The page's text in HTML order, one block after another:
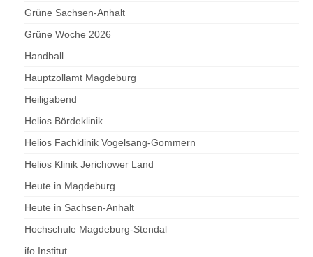
Grüne Sachsen-Anhalt
Grüne Woche 2026
Handball
Hauptzollamt Magdeburg
Heiligabend
Helios Bördeklinik
Helios Fachklinik Vogelsang-Gommern
Helios Klinik Jerichower Land
Heute in Magdeburg
Heute in Sachsen-Anhalt
Hochschule Magdeburg-Stendal
ifo Institut